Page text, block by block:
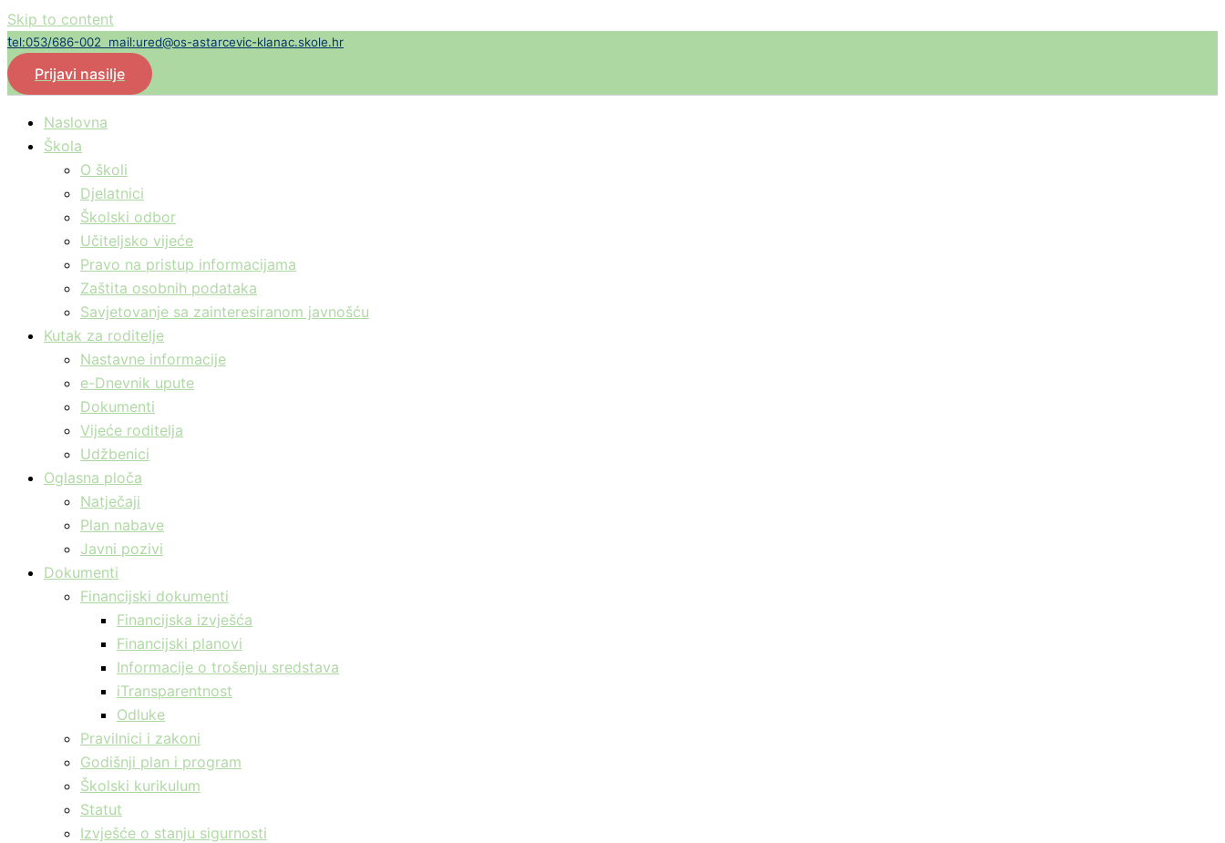
Skip to content
tel:053/686-002 mail:ured@os-astarcevic-klanac.skole.hr
Prijavi nasilje
Naslovna
Škola
O školi
Djelatnici
Školski odbor
Učiteljsko vijeće
Pravo na pristup informacijama
Zaštita osobnih podataka
Savjetovanje sa zainteresiranom javnošću
Kutak za roditelje
Nastavne informacije
e-Dnevnik upute
Dokumenti
Vijeće roditelja
Udžbenici
Oglasna ploča
Natječaji
Plan nabave
Javni pozivi
Dokumenti
Financijski dokumenti
Financijska izvješća
Financijski planovi
Informacije o trošenju sredstava
iTransparentnost
Odluke
Pravilnici i zakoni
Godišnji plan i program
Školski kurikulum
Statut
Izvješće o stanju sigurnosti